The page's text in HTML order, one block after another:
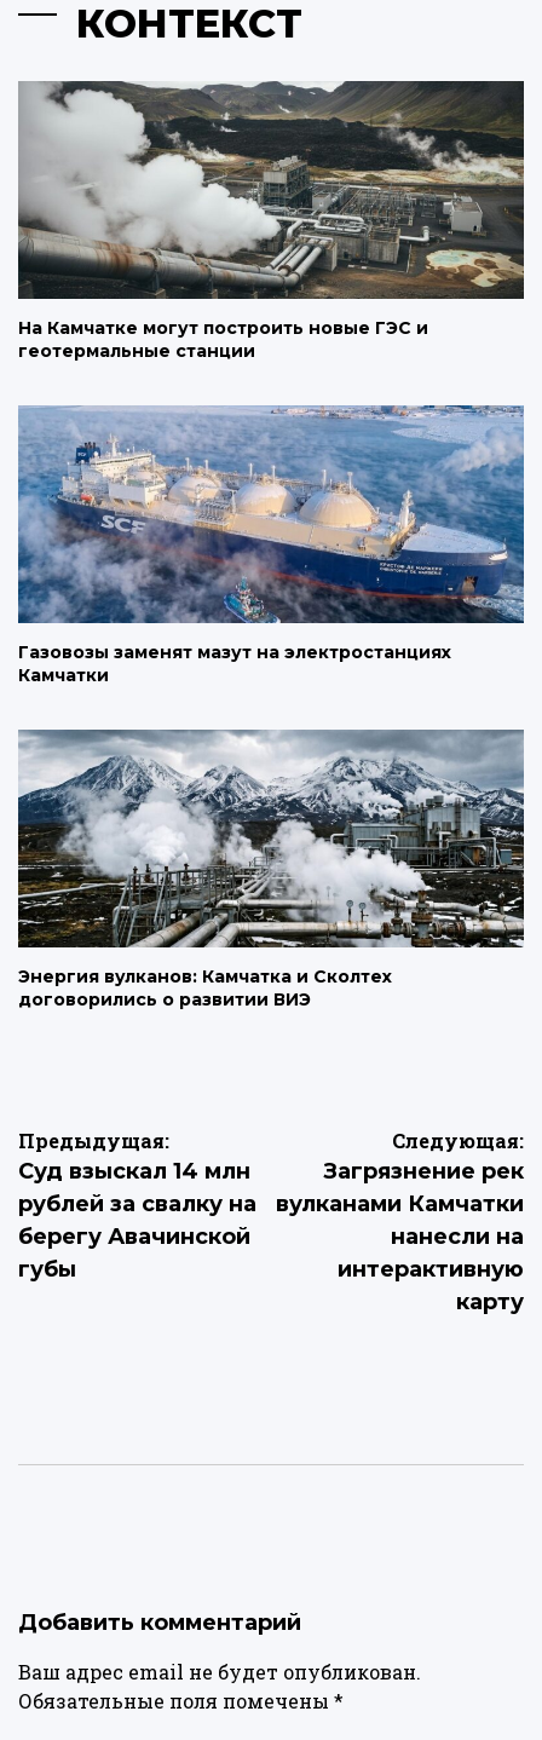
КОНТЕКСТ
На Камчатке могут построить новые ГЭС и
геотермальные станции
Газовозы заменят мазут на электростанциях
Камчатки
Энергия вулканов: Камчатка и Сколтех
договорились о развитии ВИЭ
Навигация
по
записям
Предыдущая:
Суд взыскал 14 млн
рублей за свалку на
берегу Авачинской
губы
Следующая:
Загрязнение рек
вулканами Камчатки
нанесли на
интерактивную
карту
Добавить комментарий
Ваш адрес email не будет опубликован.
Обязательные поля помечены *